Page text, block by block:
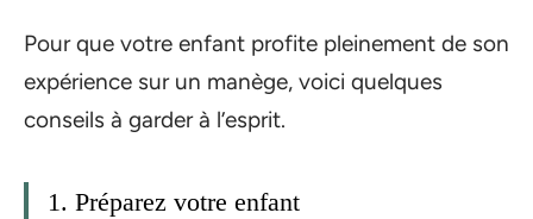
Pour que votre enfant profite pleinement de son
expérience sur un manège, voici quelques
conseils à garder à l’esprit.
1. Préparez votre enfant